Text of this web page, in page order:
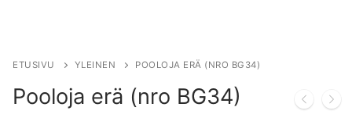
ETUSIVU YLEINEN POOLOJA ERÄ (NRO BG34)
Pooloja erä (nro BG34)